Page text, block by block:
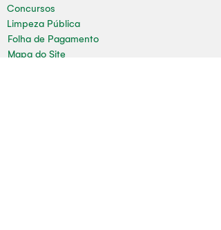
Concursos
Limpeza Pública
Folha de Pagamento
Mapa do Site